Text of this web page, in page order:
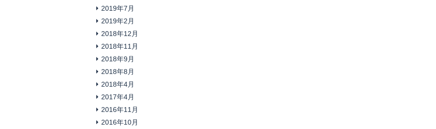
2019年7月
2019年2月
2018年12月
2018年11月
2018年9月
2018年8月
2018年4月
2017年4月
2016年11月
2016年10月